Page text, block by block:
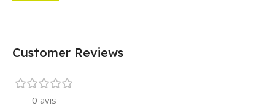
Customer Reviews
0 avis